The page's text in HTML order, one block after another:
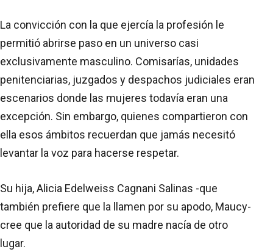
La convicción con la que ejercía la profesión le
permitió abrirse paso en un universo casi
exclusivamente masculino. Comisarías, unidades
penitenciarias, juzgados y despachos judiciales eran
escenarios donde las mujeres todavía eran una
excepción. Sin embargo, quienes compartieron con
ella esos ámbitos recuerdan que jamás necesitó
levantar la voz para hacerse respetar.
Su hija, Alicia Edelweiss Cagnani Salinas -que
también prefiere que la llamen por su apodo, Maucy-
cree que la autoridad de su madre nacía de otro
lugar.